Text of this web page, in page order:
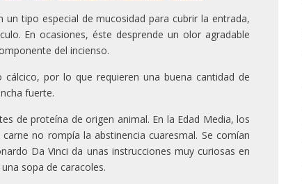
tipo especial de mucosidad para cubrir la entrada,
En ocasiones, éste desprende un olor agradable
del incienso.
por lo que requieren una buena cantidad de
fuerte.
de proteína de origen animal. En la Edad Media, los
no rompía la abstinencia cuaresmal. Se comían
Da Vinci da unas instrucciones muy curiosas en
sopa de caracoles.